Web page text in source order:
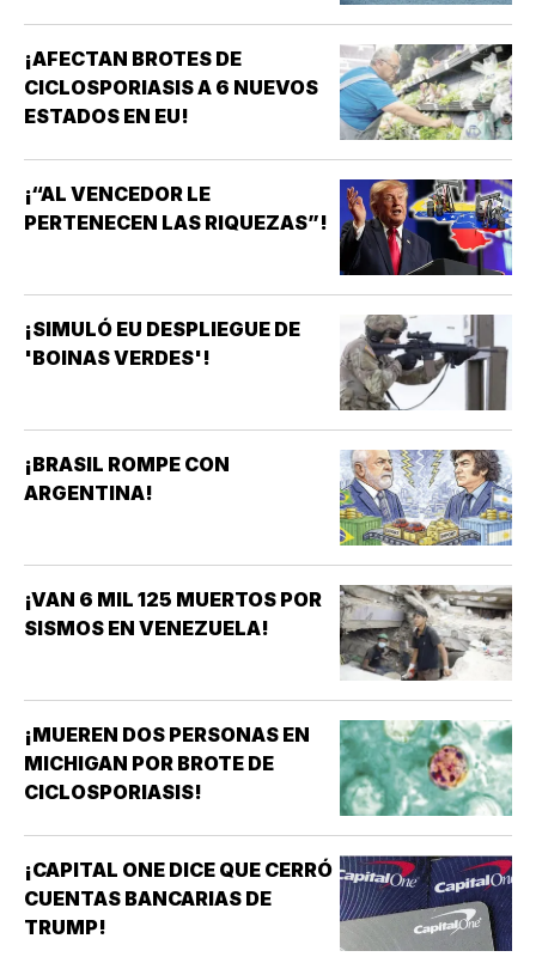
¡AFECTAN BROTES DE
CICLOSPORIASIS A 6 NUEVOS
ESTADOS EN EU!
¡“AL VENCEDOR LE
PERTENECEN LAS RIQUEZAS”!
¡SIMULÓ EU DESPLIEGUE DE
'BOINAS VERDES'!
¡BRASIL ROMPE CON
ARGENTINA!
¡VAN 6 MIL 125 MUERTOS POR
SISMOS EN VENEZUELA!
¡MUEREN DOS PERSONAS EN
MICHIGAN POR BROTE DE
CICLOSPORIASIS!
¡CAPITAL ONE DICE QUE CERRÓ
CUENTAS BANCARIAS DE
TRUMP!